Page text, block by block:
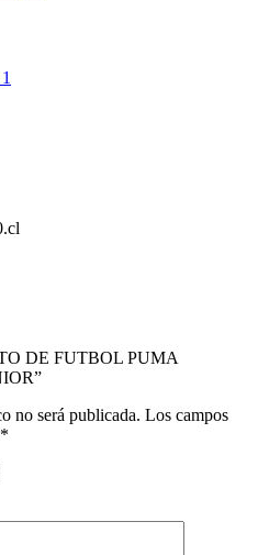
DE FUTBOL PUMA
no será publicada. Los campos
*